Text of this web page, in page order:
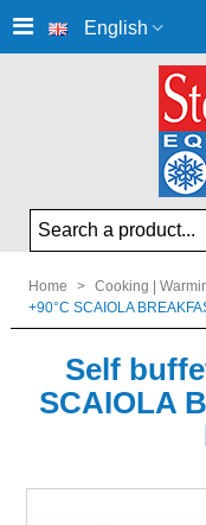
English
Home > Cooking |
+90°C SCAIOLA
Self
SCAIOLA